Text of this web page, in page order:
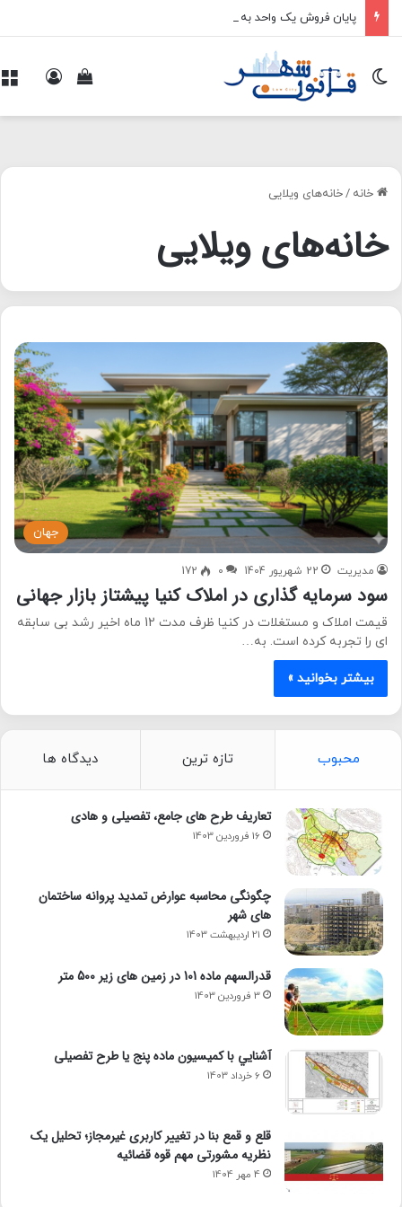
پایان فروش یک واحد به چند خریدار
مشاهده تغییر پوسته
خانه /خانه‌های ویلایی
خانه‌های ویلایی
جهان
مدیریت 22 شهریور 1404 0
172
سود سرمایه گذاری در املاک کنیا پیشتاز بازار جهانی
قیمت املاک و مستغلات در کنیا ظرف مدت 12 ماه اخیر رشد بی سابقه
ای را تجربه کرده است. به…
بیشتر بخوانید »
محبوب تازه ترین دیدگاه ها
تعاریف طرح های جامع، تفصیلی و هادی
16 فروردین 1403
چگونگی محاسبه عوارض تمدید پروانه ساختمان
های شهر
21 اردیبهشت 1403
قدرالسهم ماده 101 در زمین های زیر 500 متر
3 فروردین 1403
آشنايي با كميسيون ماده پنج یا طرح تفصیلی
6 خرداد 1403
قلع و قمع بنا در تغییر کاربری غیرمجاز؛ تحلیل یک
نظریه مشورتی مهم قوه قضائیه
4 مهر 1404